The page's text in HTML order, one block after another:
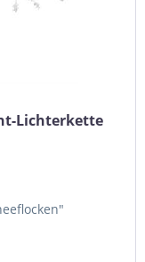
Lichterkette